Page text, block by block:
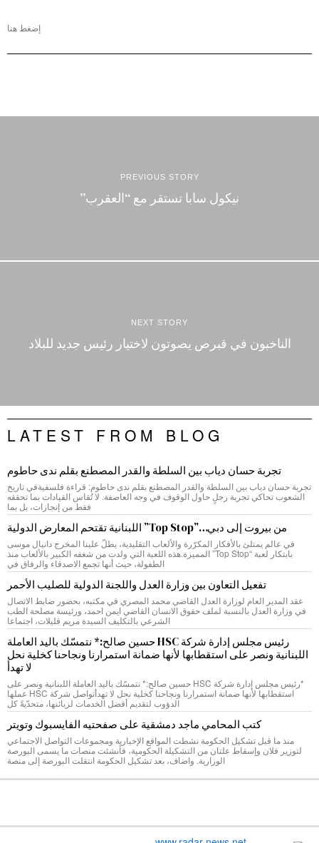
إضغط هنا
PREVIOUS STORY
نيكول سابا تستقر مع “العقرب”
NEXT STORY
الناخبون في قبرص يصوتون لاختيار رئيس جديد للبلاد
LATEST FROM BLOG
تجربة حسان دياب بين السلطة والقدر المصطنع بقلم ندى حاطوم
تجربة حسان دياب بين السلطة والقدر المصطنع بقلم ندى حاطوم: قراءة فلسفيةفي تاريخ
الشعوب تحاكي تجربة رجلٍ حاول الوقوف في وجه العاصفة. لا تُقاس القيادات بما تحققه
فقط من إنجازات، بل بما
من بيروت إلى دبي…”Top Stop” اللبنانية تقتحم المعارض الدولية
في عالم يمتلئ بالأفكار المكرّرة والألعاب التقليدية، يطلّ علينا المخرج دانيال موسى
بابتكار لعبة “Top Stop” المميزة.هذه اللعبة التي ولدت من شغفه الكبير بالألعاب منذ
الطفولة، حيث أنها تجمع الاصدقاء والرفاق في
تفعيل التعاون بين وزارة العدل واللجنة الدولية للصليب الأحمر
عقد المدير العام لوزارة العدل القاضي محمد المصري في مكتبه، بحضور ضابط الاتصال
في وزارة العدل بالنسبة لملف حقوق الانسان القاضي ايمن احمد، ورئيسة مصلحة الطب
الشرعي بالتكليف السيدة مريم قليلات، اجتماعا
رئيس مجلس إدارة شركة HSC حسين صالح:* نتمسّك باليد العاملة
اللبنانية ونصر على استقطابها لأنها ضمانة استمرارنا ونجاحنا كخلية نحل
لا تهدأ
*رئيس مجلس إدارة شركة HSC حسين صالح:* نتمسّك باليد العاملة اللبنانية ونصر على
استقطابها لأنها ضمانة استمرارنا ونجاحنا كخلية نحل لا تهدأتواصل شركة HSC عملها
الدؤوب لتقديم أفضل الخدمات لزبائنها، متحدّيةً كل
كتب المحامي ماجد دمشقية على صفحتيه الفايسبوك وتويتر
منذ ما قبل تشكيل الحكومة نشطت المواقع الإخبارية ومجموعات التواصل الاجتماعي
لتوزير فلان وإسقاط علتان من التشكيلة الحكومية، فأنشئت منصات ما يسمى البورصة
الوزارية. واضاف، بعد تشكيل الحكومة انتقلت البورصة إلى منصة